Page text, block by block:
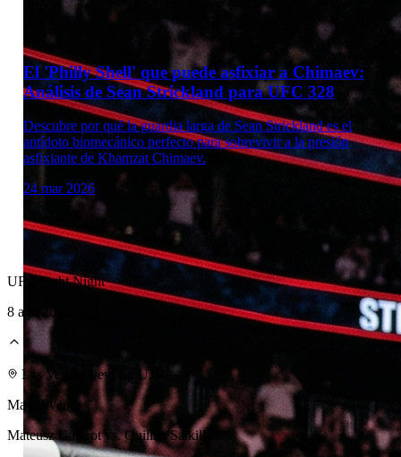
El 'Philly Shell' que puede asfixiar a Chimaev:
Análisis de Sean Strickland para UFC 328
Descubre por qué la guardia larga de Sean Strickland es el
antídoto biomecánico perfecto para sobrevivir a la presión
asfixiante de Khamzat Chimaev.
24 mar 2026
UFC Fight Night
8 ago 2026
Las Vegas, Nevada, U.S.
Main Event
Mateusz Gamrot vs. Quillan Salkilld